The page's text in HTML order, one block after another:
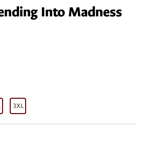
Into Madness
3XL